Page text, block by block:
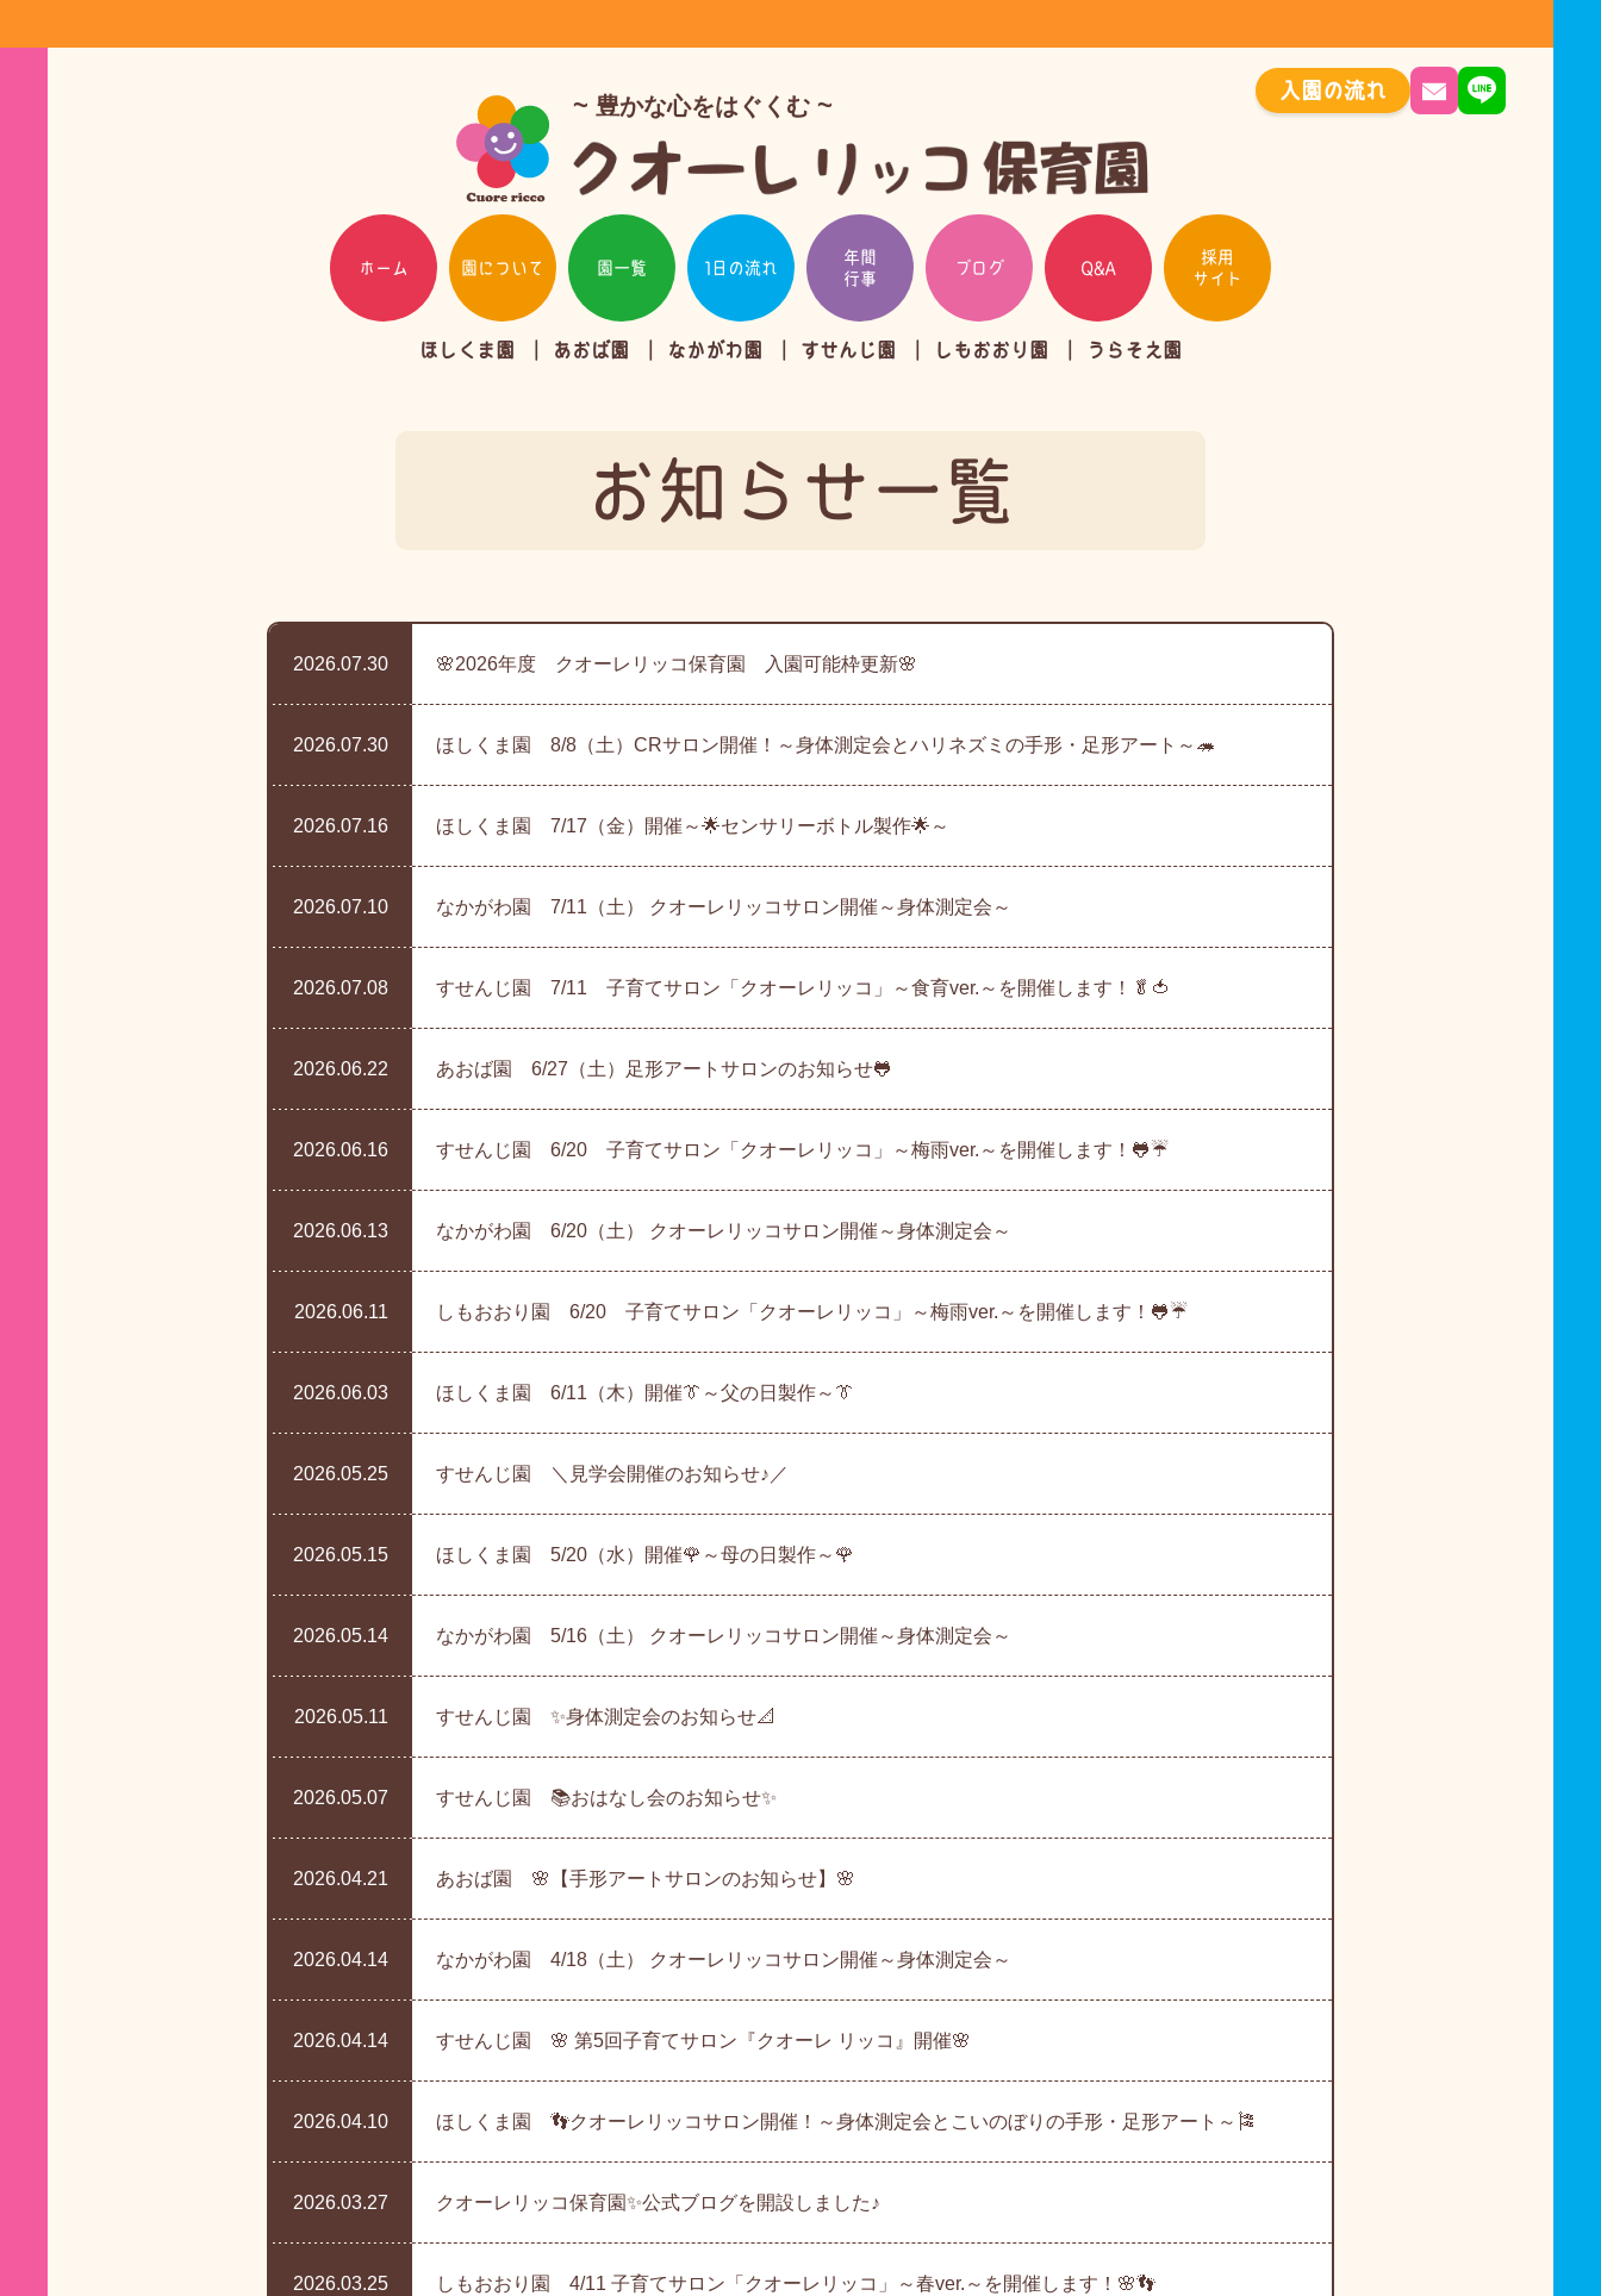
入園の流れ
豊かな心をはぐくむ
ホーム 園について 園一覧 1日の流れ
年間
行事
ブログ Q&A
採用
サイト
ほしくま園 あおば園 なかがわ園 すせんじ園 しもおおり園 うらそえ園
お知らせ一覧
2026.07.30 🌸2026年度 クオーレリッコ保育園 入園可能枠更新🌸
2026.07.30 ほしくま園 8/8（土）CRサロン開催！～身体測定会とハリネズミの手形・足形アート～🦔
2026.07.16 ほしくま園 7/17（金）開催～🌟センサリーボトル製作🌟～
2026.07.10 なかがわ園 7/11（土） クオーレリッコサロン開催～身体測定会～
2026.07.08 すせんじ園 7/11 子育てサロン「クオーレリッコ」～食育ver.～を開催します！🥬🍅
2026.06.22 あおば園 6/27（土）足形アートサロンのお知らせ🐸
2026.06.16 すせんじ園 6/20 子育てサロン「クオーレリッコ」～梅雨ver.～を開催します！🐸☔
2026.06.13 なかがわ園 6/20（土） クオーレリッコサロン開催～身体測定会～
2026.06.11 しもおおり園 6/20 子育てサロン「クオーレリッコ」～梅雨ver.～を開催します！🐸☔
2026.06.03 ほしくま園 6/11（木）開催👔～父の日製作～👔
2026.05.25 すせんじ園 ＼見学会開催のお知らせ♪／
2026.05.15 ほしくま園 5/20（水）開催🌹～母の日製作～🌹
2026.05.14 なかがわ園 5/16（土） クオーレリッコサロン開催～身体測定会～
2026.05.11 すせんじ園 ✨身体測定会のお知らせ📐
2026.05.07 すせんじ園 📚おはなし会のお知らせ✨
2026.04.21 あおば園 🌸【手形アートサロンのお知らせ】🌸
2026.04.14 なかがわ園 4/18（土） クオーレリッコサロン開催～身体測定会～
2026.04.14 すせんじ園 🌸 第5回子育てサロン『クオーレ リッコ』開催🌸
2026.04.10 ほしくま園 👣クオーレリッコサロン開催！～身体測定会とこいのぼりの手形・足形アート～🎏
2026.03.27 クオーレリッコ保育園✨公式ブログを開設しました♪
2026.03.25 しもおおり園 4/11 子育てサロン「クオーレリッコ」～春ver.～を開催します！🌸👣